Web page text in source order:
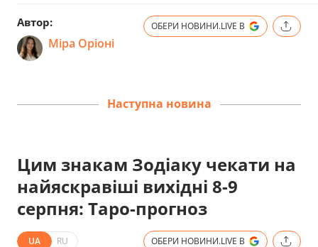
Автор:
Міра Оріоні
ОБЕРИ НОВИНИ.LIVE В
Наступна новина
Цим знакам Зодіаку чекати на
найяскравіші вихідні 8-9
серпня: Таро-прогноз
UA RU ОБЕРИ НОВИНИ.LIVE В